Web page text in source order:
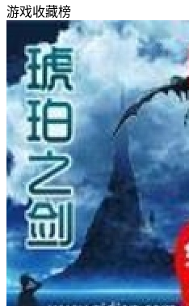
游戏收藏榜